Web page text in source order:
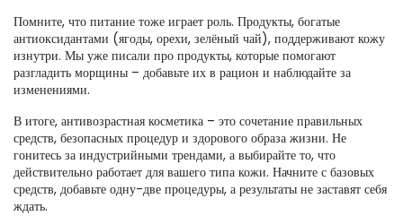
Помните, что питание тоже играет роль. Продукты, богатые
антиоксидантами (ягоды, орехи, зелёный чай), поддерживают кожу
изнутри. Мы уже писали про продукты, которые помогают
разгладить морщины – добавьте их в рацион и наблюдайте за
изменениями.
В итоге, антивозрастная косметика – это сочетание правильных
средств, безопасных процедур и здорового образа жизни. Не
гонитесь за индустрийными трендами, а выбирайте то, что
действительно работает для вашего типа кожи. Начните с базовых
средств, добавьте одну-две процедуры, а результаты не заставят себя
ждать.